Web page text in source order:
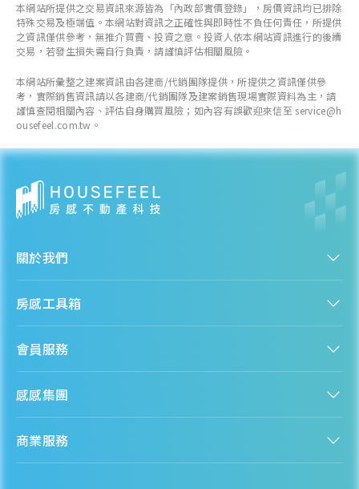
本網站所提供之交易資訊來源皆為「內政部實價登錄」，房價資訊均已排除
特殊交易及極端值。本網站對資訊之正確性與即時性不負任何責任，所提供
之資訊僅供參考，無推介買賣、投資之意。投資人依本網站資訊進行的後續
交易，若發生損失需自行負責，請謹慎評估相關風險。
本網站所彙整之建案資訊由各建商/代銷團隊提供，所提供之資訊僅供參
考，實際銷售資訊請以各建商/代銷團隊及建案銷售現場實際資料為主，請
謹慎查閱相關內容、評估自身購買風險；如內容有誤歡迎來信至 service@h
ousefeel.com.tw。
關於我們
人才招募
隱私政策
資訊安全政策
聯絡我們
房感工具箱
購屋能力試算
熱門區域分析
房產知識庫
會員服務
會員專區
感感集團
房感 HouseFeel
商業服務